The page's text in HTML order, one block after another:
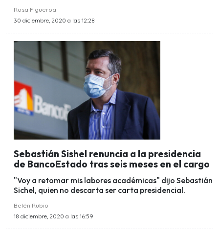
Rosa Figueroa
30 diciembre, 2020 a las 12:28
Sebastián Sishel renuncia a la presidencia
de BancoEstado tras seis meses en el cargo
"Voy a retomar mis labores académicas" dijo Sebastián
Sichel, quien no descarta ser carta presidencial.
Belén Rubio
18 diciembre, 2020 a las 16:59